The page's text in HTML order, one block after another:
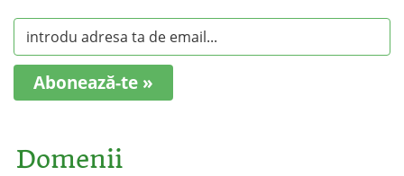
Abonează-te »
Domenii